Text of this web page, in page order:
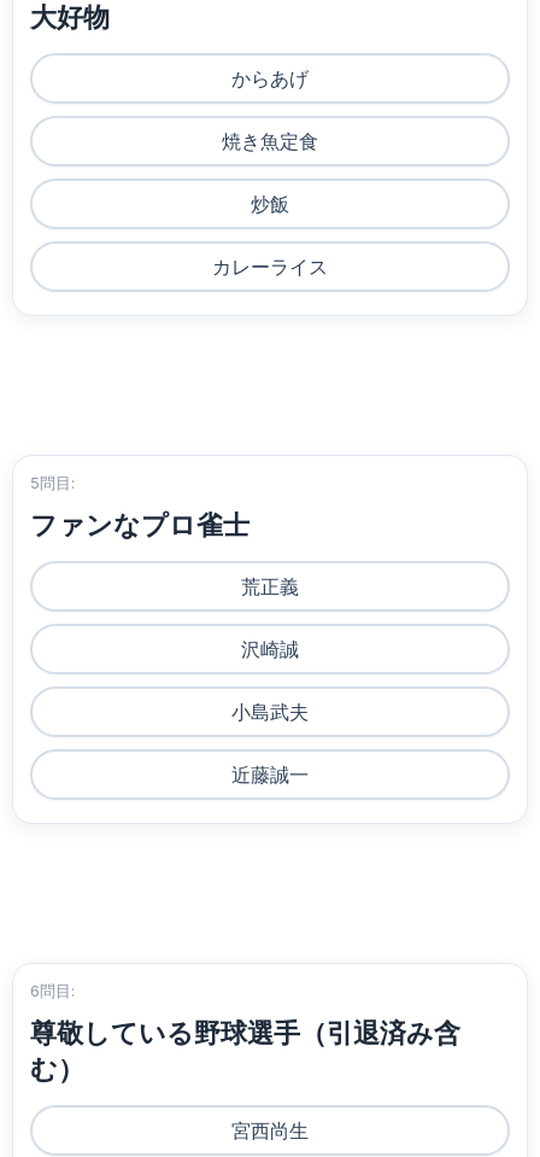
大好物
からあげ
焼き魚定食
炒飯
カレーライス
5問目:
ファンなプロ雀士
荒正義
沢崎誠
小島武夫
近藤誠一
6問目:
尊敬している野球選手（引退済み含
む）
宮西尚生